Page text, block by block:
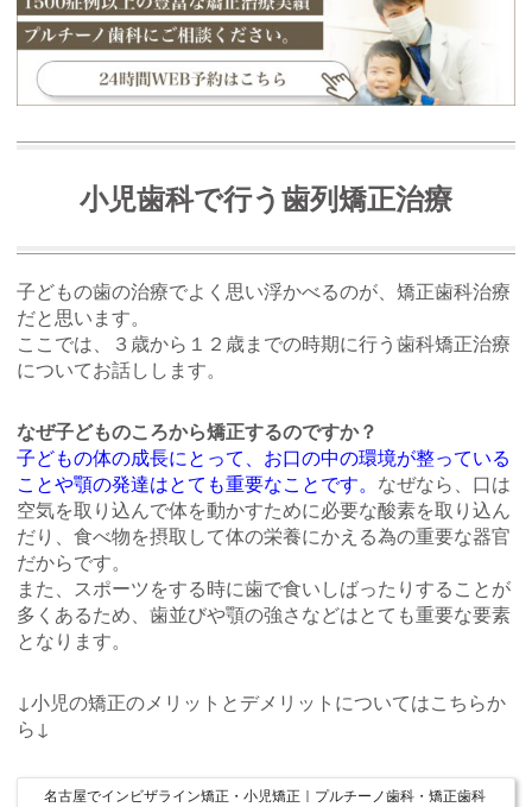
小児歯科で行う歯列矯正治療
子どもの歯の治療でよく思い浮かべるのが、矯正歯科治療
だと思います。
ここでは、３歳から１２歳までの時期に行う歯科矯正治療
についてお話しします。
なぜ子どものころから矯正するのですか？
子どもの体の成長にとって、お口の中の環境が整っている
ことや顎の発達はとても重要なことです。 なぜなら、口は
空気を取り込んで体を動かすために必要な酸素を取り込ん
だり、食べ物を摂取して体の栄養にかえる為の重要な器官
だからです。
また、スポーツをする時に歯で食いしばったりすることが
多くあるため、歯並びや顎の強さなどはとても重要な要素
となります。
↓小児の矯正のメリットとデメリットについてはこちらか
ら↓
名古屋でインビザライン矯正・小児矯正｜プルチーノ歯科・矯正歯科